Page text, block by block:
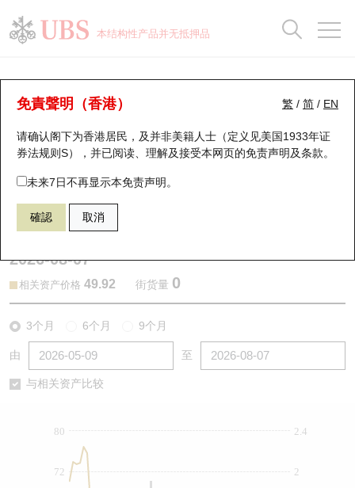
本结构性产品并无抵押品
繁 / 简 / EN
免責聲明（香港）
请确认阁下为香港居民，及并非美籍人士（定义见美国1933年证
券法规则S），并已阅读、理解及接受本网页的免责声明及条款。
未来7日不再显示本免责声明。
確認 取消
认股证分析仪
表现 街货统计 比较
22137 瑞银认购 2015 理想汽车－Ｗ
2026-08-07
相关资产价格 49.92 街货量 0
3个月 6个月 9个月
由 至
与相关资产比较
2
2.4
72
80
瑞银认股证一览
新发行瑞银认股证
即将到期认股证
认股证到期结算价查找
认股证分析仪
认股证/牛熊证日志
认股证文件及公告 (瑞信)
街货统计
比较
牛熊全景快搜
牛熊证搜寻
牛熊证街货分布图
正股牛熊证列表
新发行瑞银牛熊证
牛熊证到期结算价查找
牛熊证速算机
街货统计
比较
十大升幅/跌幅
十大认股证成交分布
十天股证占大市成交
资金流
街货统计
正股分析仪
二十大活跃股份
恒指成份股
国指成份股
科指成份股
中资ETFs溢价比较
即市板块表现
持股比重
显示所有持股比重
每月轮证大市专题
轮证专栏
讲座及教育短片
认股证投资者教育
牛熊证投资者教育